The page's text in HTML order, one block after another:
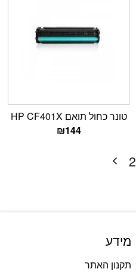
טונר כחול תואם HP CF401X
₪144
2
מידע
תקנון האתר